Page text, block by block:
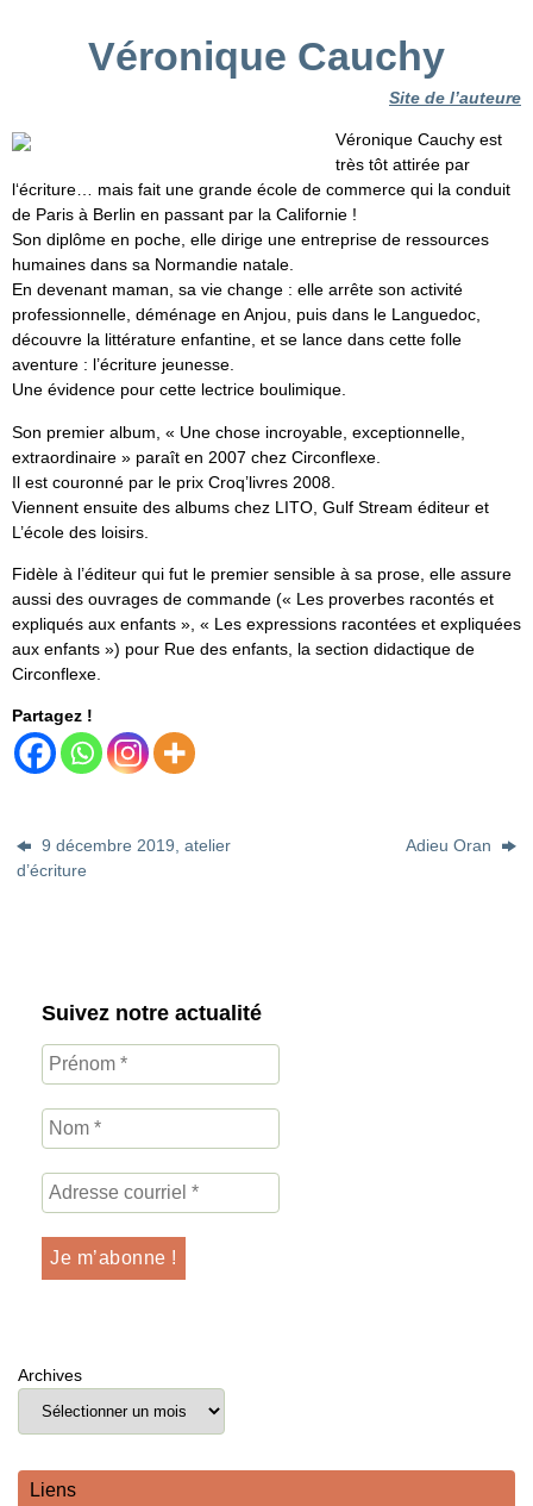
Véronique Cauchy
Site de l’auteure
Véronique Cauchy est
très tôt attirée par
l‘écriture… mais fait une grande école de commerce qui la conduit
de Paris à Berlin en passant par la Californie !
Son diplôme en poche, elle dirige une entreprise de ressources
humaines dans sa Normandie natale.
En devenant maman, sa vie change : elle arrête son activité
professionnelle, déménage en Anjou, puis dans le Languedoc,
découvre la littérature enfantine, et se lance dans cette folle
aventure : l’écriture jeunesse.
Une évidence pour cette lectrice boulimique.
Son premier album, « Une chose incroyable, exceptionnelle,
extraordinaire » paraît en 2007 chez Circonflexe.
Il est couronné par le prix Croq’livres 2008.
Viennent ensuite des albums chez LITO, Gulf Stream éditeur et
L’école des loisirs.
Fidèle à l’éditeur qui fut le premier sensible à sa prose, elle assure
aussi des ouvrages de commande (« Les proverbes racontés et
expliqués aux enfants », « Les expressions racontées et expliquées
aux enfants ») pour Rue des enfants, la section didactique de
Circonflexe.
Partagez !
9 décembre 2019, atelier
d’écriture
Adieu Oran
Suivez notre actualité
Archives
Liens